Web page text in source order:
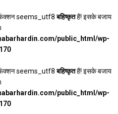
फ़ंक्शन seems_utf8बहिष्कृतहै! इसके बजाय
public_html/wp-
फ़ंक्शन seems_utf8बहिष्कृतहै! इसके बजाय
public_html/wp-